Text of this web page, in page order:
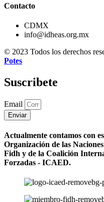
Contacto
CDMX
info@idheas.org.mx
© 2023 Todos los derechos
Potes
Suscribete
Email
Enviar
Actualmente contamos con
Organización de las
Fidh y de la Coalición
Forzadas - ICAED.